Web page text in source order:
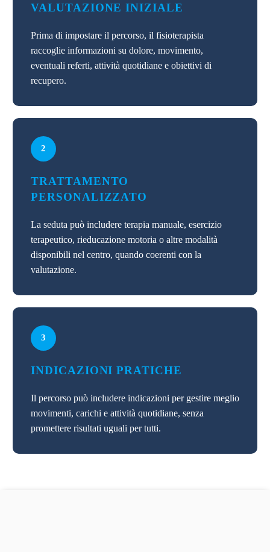
VALUTAZIONE INIZIALE
Prima di impostare il percorso, il fisioterapista
raccoglie informazioni su dolore, movimento,
eventuali referti, attività quotidiane e obiettivi di
recupero.
2
TRATTAMENTO
PERSONALIZZATO
La seduta può includere terapia manuale, esercizio
terapeutico, rieducazione motoria o altre modalità
disponibili nel centro, quando coerenti con la
valutazione.
3
INDICAZIONI PRATICHE
Il percorso può includere indicazioni per gestire meglio
movimenti, carichi e attività quotidiane, senza
promettere risultati uguali per tutti.